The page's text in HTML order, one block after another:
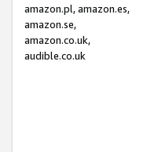
amazon.pl, amazon.es,
amazon.se,
amazon.co.uk,
audible.co.uk